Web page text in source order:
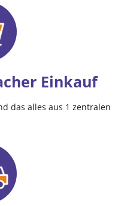
Einkauf
das alles aus 1 zentralen